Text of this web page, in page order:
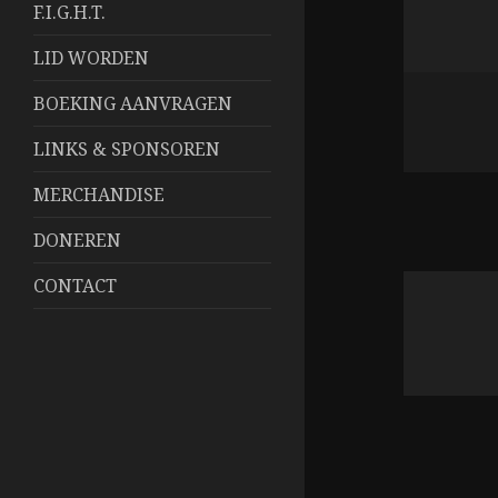
F.I.G.H.T.
LID WORDEN
BOEKING AANVRAGEN
LINKS & SPONSOREN
MERCHANDISE
DONEREN
CONTACT